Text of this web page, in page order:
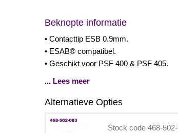
Beknopte informatie
• Contacttip ESB 0.9mm.
• ESAB® compatibel.
• Geschikt voor PSF 400 & PSF 405.
... Lees meer
Alternatieve Opties
Stock code 468-